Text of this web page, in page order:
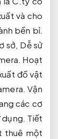
và cho
bền bỉ.
sở, Dễ sử
Hoạt
đồ vật
Vận
các cơ
dụng. Tiết
thuê một